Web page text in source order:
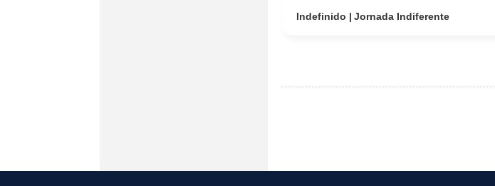
Indefinido
Jornada Indiferente